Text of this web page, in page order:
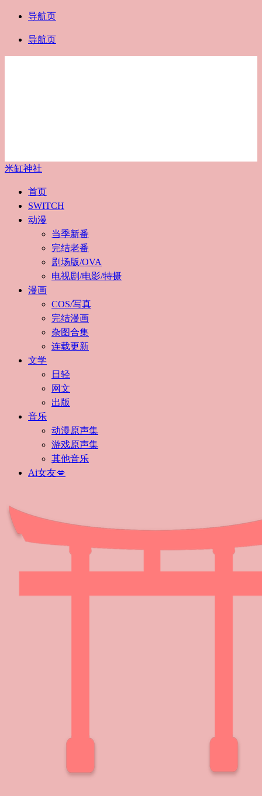
导航页
导航页
米缸神社
首页
SWITCH
动漫
当季新番
完结老番
剧场版/OVA
电视剧/电影/特摄
漫画
COS/写真
完结漫画
杂图合集
连载更新
文学
日轻
网文
出版
音乐
动漫原声集
游戏原声集
其他音乐
Ai女友💋